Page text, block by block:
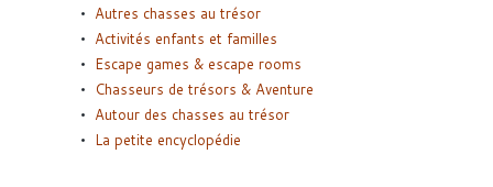
Autres chasses au trésor
Activités enfants et familles
Escape games & escape rooms
Chasseurs de trésors & Aventure
Autour des chasses au trésor
La petite encyclopédie